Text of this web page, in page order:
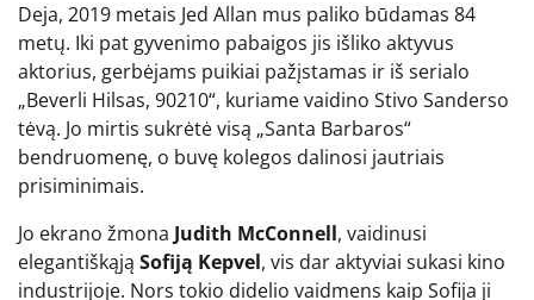
Deja, 2019 metais Jed Allan mus paliko būdamas 84
metų. Iki pat gyvenimo pabaigos jis išliko aktyvus
aktorius, gerbėjams puikiai pažįstamas ir iš serialo
„Beverli Hilsas, 90210“, kuriame vaidino Stivo Sanderso
tėvą. Jo mirtis sukrėtė visą „Santa Barbaros“
bendruomenę, o buvę kolegos dalinosi jautriais
prisiminimais.
Jo ekrano žmona Judith McConnell, vaidinusi
elegantiškąją Sofiją Kepvel, vis dar aktyviai sukasi kino
industrijoje. Nors tokio didelio vaidmens kaip Sofija ji